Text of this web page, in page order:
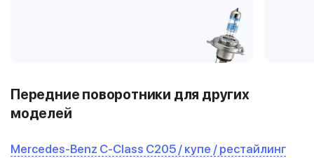
Передние поворотники для других
моделей
Mercedes-Benz C-Class C205 / купе / рестайлинг